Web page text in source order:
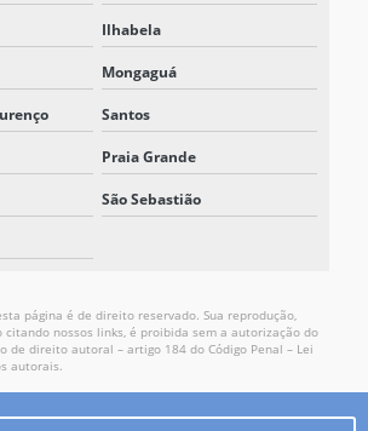
Ilhabela
Mongaguá
Santos
Praia Grande
São Sebastião
página é de direito reservado. Sua reprodução,
nossos links, é proibida sem a autorização do
de direito autoral – artigo 184 do Código Penal – Lei
autorais.